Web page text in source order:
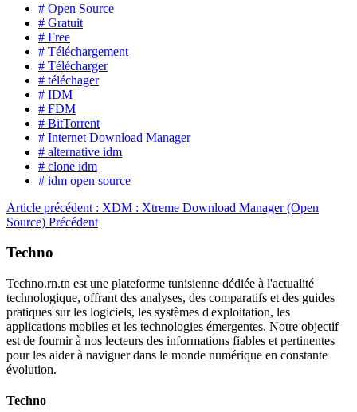
# Open Source
# Gratuit
# Free
# Téléchargement
# Télécharger
# téléchager
# IDM
# FDM
# BitTorrent
# Internet Download Manager
# alternative idm
# clone idm
# idm open source
Article précédent : XDM : Xtreme Download Manager (Open
Source) Précédent
Techno
Techno.rn.tn est une plateforme tunisienne dédiée à l'actualité
technologique, offrant des analyses, des comparatifs et des guides
pratiques sur les logiciels, les systèmes d'exploitation, les
applications mobiles et les technologies émergentes. Notre objectif
est de fournir à nos lecteurs des informations fiables et pertinentes
pour les aider à naviguer dans le monde numérique en constante
évolution.
Techno